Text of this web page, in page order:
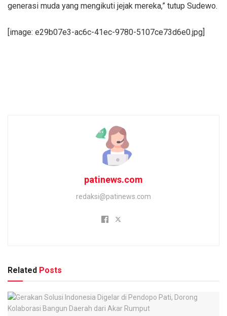
generasi muda yang mengikuti jejak mereka,” tutup Sudewo.
[image: e29b07e3-ac6c-41ec-9780-5107ce73d6e0.jpg]
patinews.com
redaksi@patinews.com
Related Posts